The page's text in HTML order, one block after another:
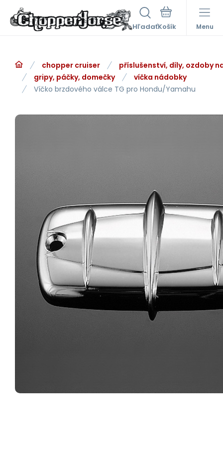
Hľadať Menu
chopper cruiser
příslušenství, díly, ozdoby
gripy, páčky, domečky
víčka nádobky
Víčko brzdového válce TG pro Hondu/Yamahu